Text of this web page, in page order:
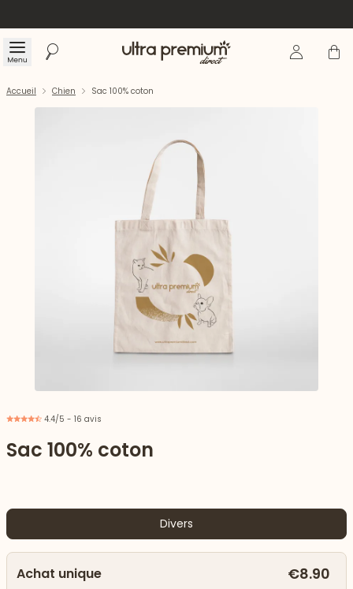
Menu Rechercher Accueil Se Panier
Accueil Chien Sac 100% coton
4.4/5 - 16 avis
Sac 100% coton
Divers
Achat unique €8.90